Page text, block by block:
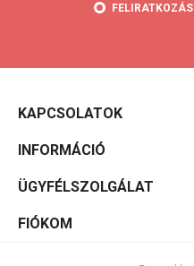
FELIRATKOZÁS
KAPCSOLATOK
INFORMÁCIÓ
ÜGYFÉLSZOLGÁLAT
FIÓKOM